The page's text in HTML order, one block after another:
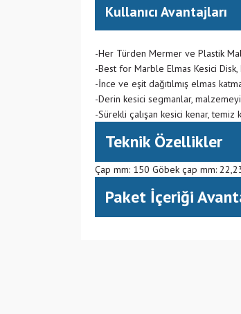
Kullanıcı Avantajları
-Her Türden Mermer ve Plastik
-Best for Marble Elmas Kesici
-İnce ve eşit dağıtılmış elmas
-Derin kesici segmanlar,
-Sürekli çalışan kesici kenar,
Teknik Özellikler
Çap mm: 150 Göbek çap mm:
Paket İçeriği